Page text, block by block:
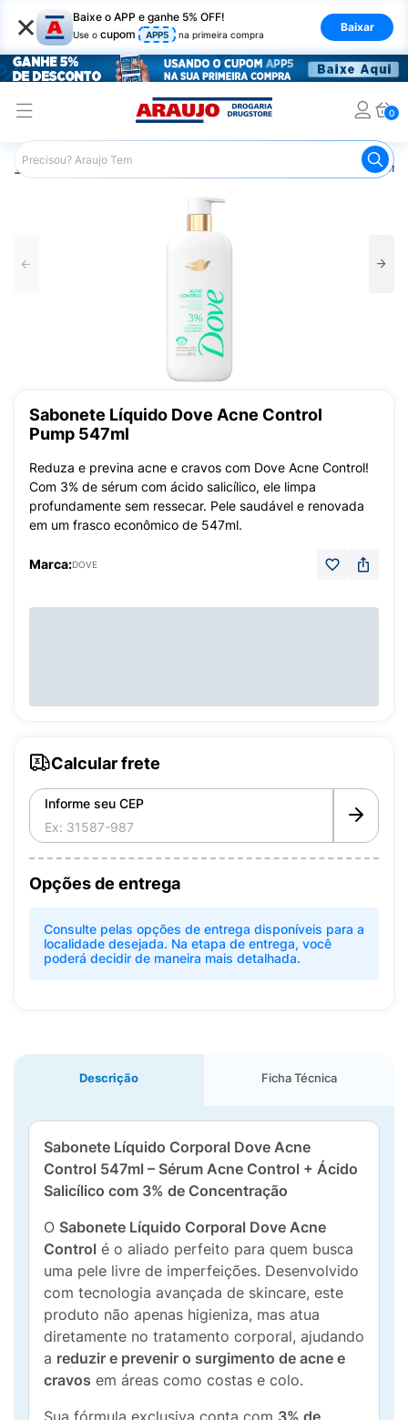
× Baixe o APP e ganhe 5% OFF!
Use o cupom APP5 na primeira compra
Baixar
0
Araujo Higiene Pessoal
Sabonete Líquido Dove Acne Control
Pump 547ml
Reduza e previna acne e cravos com Dove Acne Control!
Com 3% de sérum com ácido salicílico, ele limpa
profundamente sem ressecar. Pele saudável e renovada
em um frasco econômico de 547ml.
Marca:DOVE
Calcular frete
Informe seu CEP
Opções de entrega
Consulte pelas opções de entrega disponíveis para a
localidade desejada. Na etapa de entrega, você
poderá decidir de maneira mais detalhada.
Descrição Ficha Técnica
Sabonete Líquido Corporal Dove Acne
Control 547ml – Sérum Acne Control + Ácido
Salicílico com 3% de Concentração
O Sabonete Líquido Corporal Dove Acne
Control é o aliado perfeito para quem busca
uma pele livre de imperfeições. Desenvolvido
com tecnologia avançada de skincare, este
produto não apenas higieniza, mas atua
diretamente no tratamento corporal, ajudando
a reduzir e prevenir o surgimento de acne e
cravos em áreas como costas e colo.
Sua fórmula exclusiva conta com 3% de